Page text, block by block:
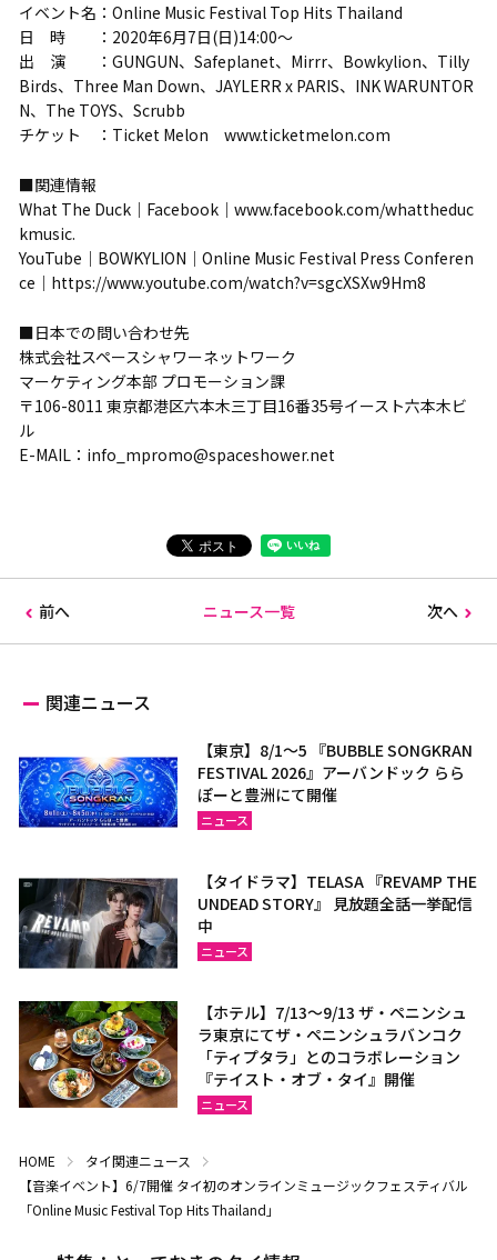
イベント名：Online Music Festival Top Hits Thailand
日 時 ：2020年6月7日(日)14:00〜
出 演 ：GUNGUN、Safeplanet、Mirrr、Bowkylion、Tilly
Birds、Three Man Down、JAYLERR x PARIS、INK WARUNTOR
N、The TOYS、Scrubb
チケット ：Ticket Melon www.ticketmelon.com
■関連情報
What The Duck｜Facebook｜www.facebook.com/whattheduc
kmusic.
YouTube｜BOWKYLION｜Online Music Festival Press Conferen
ce｜https://www.youtube.com/watch?v=sgcXSXw9Hm8
■日本での問い合わせ先
株式会社スペースシャワーネットワーク
マーケティング本部 プロモーション課
〒106-8011 東京都港区六本木三丁目16番35号イースト六本木ビ
ル
E-MAIL：info_mpromo@spaceshower.net
前へ ニュース一覧 次へ
関連ニュース
【東京】8/1～5 『BUBBLE SONGKRAN
FESTIVAL 2026』アーバンドック らら
ぽーと豊洲にて開催
ニュース
【タイドラマ】TELASA 『REVAMP THE
UNDEAD STORY』 見放題全話一挙配信
中
ニュース
【ホテル】7/13～9/13 ザ・ペニンシュ
ラ東京にてザ・ペニンシュラバンコク
「ティプタラ」とのコラボレーション
『テイスト・オブ・タイ』開催
ニュース
HOME
タイ関連ニュース
【音楽イベント】6/7開催 タイ初のオンラインミュージックフェスティバル
「Online Music Festival Top Hits Thailand」